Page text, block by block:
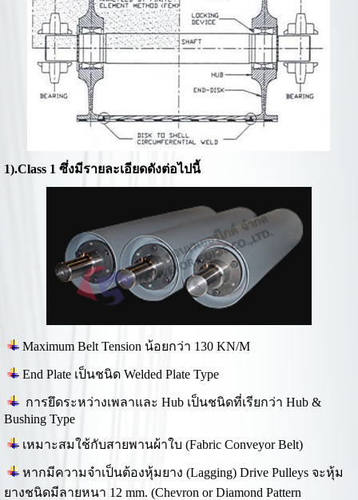
1).Class 1 ซึ่งมีรายละเอียดดังต่อไปนี้
Maximum Belt Tension น้อยกว่า 130 KN/M
End Plate เป็นชนิด Welded Plate Type
การยึดระหว่างเพลาและ Hub เป็นชนิดที่เรียกว่า Hub &
Bushing Type
เหมาะสมใช้กับสายพานผ้าใบ (Fabric Conveyor Belt)
หากมีความจำเป็นต้องหุ้มยาง (Lagging) Drive Pulleys จะหุ้ม
ยางชนิดมีลายหนา 12 mm. (Chevron or Diamond Pattern